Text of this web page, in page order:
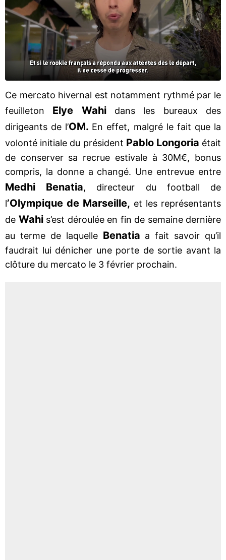
Ce mercato hivernal est notamment rythmé par le
feuilleton Elye Wahi
dans les bureaux des
dirigeants de l’OM. En effet, malgré le fait que la
volonté initiale du président Pablo Longoria était
de conserver sa recrue estivale à 30M€, bonus
compris, la donne a changé. Une entrevue entre
Medhi Benatia, directeur du football de
l’Olympique de Marseille, et les représentants
de Wahi s’est déroulée en fin de semaine dernière
au terme de laquelle Benatia a fait savoir qu’il
faudrait lui dénicher une porte de sortie avant la
clôture du mercato le 3 février prochain.